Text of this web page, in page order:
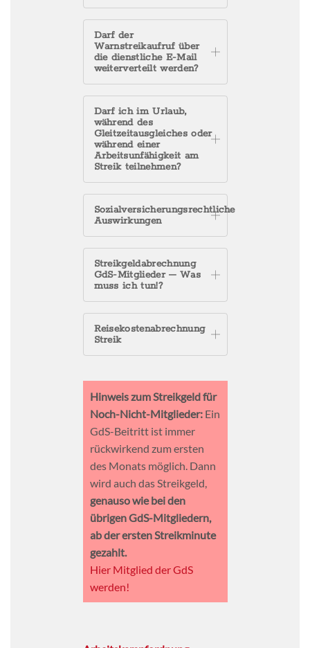
Darf der
Warnstreikaufruf über
die dienstliche E-Mail
weiterverteilt werden?
Darf ich im Urlaub,
während des
Gleitzeitausgleiches oder
während einer
Arbeitsunfähigkeit am
Streik teilnehmen?
Sozialversicherungsrechtliche
Auswirkungen
Streikgeldabrechnung
GdS-Mitglieder – Was
muss ich tun!?
Reisekostenabrechnung
Streik
Hinweis zum Streikgeld für
Noch-Nicht-Mitglieder:Ein
GdS-Beitritt ist immer
rückwirkend zum ersten
des Monats möglich. Dann
wird auch das Streikgeld,
genauso wie bei den
übrigen GdS-Mitgliedern,
ab der ersten Streikminute
gezahlt.
Hier Mitglied der GdS
werden!